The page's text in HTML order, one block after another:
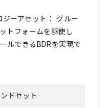
ーアセット：
グルー
トフォームを駆使し
ルできるBDRを実現で
ドセット